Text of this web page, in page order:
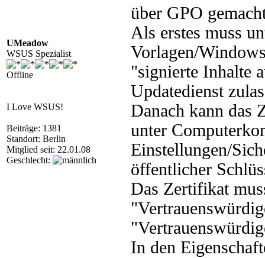
UMeadow
WSUS Spezialist
Offline
I Love WSUS!
Beiträge: 1381
Standort: Berlin
Mitglied seit: 22.01.08
Geschlecht:
über GPO
Als erstes muss
Vorlagen/
"signierte Inhalte
Updatedienst
Danach kann das
unter
Einstellungen/
öffentlicher
Das Zertifikat
In den